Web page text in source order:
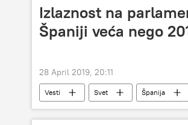
Izlaznost na
Španiji veća nego
28 April 2019, 20:11
Vesti Svet Španija